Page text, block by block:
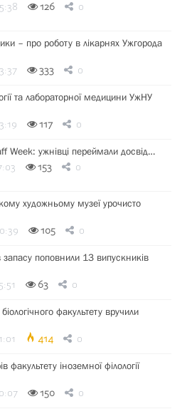
126 0
– про роботу в лікарнях Ужгорода
333 0
та лабораторної медицини УжНУ
117 0
Week: ужнівці переймали досвід…
153 0
художньому музеї урочисто
105 0
запасу поповнили 13 випускників
63 0
факультету вручили
414 0
факультету іноземної філології
150 0